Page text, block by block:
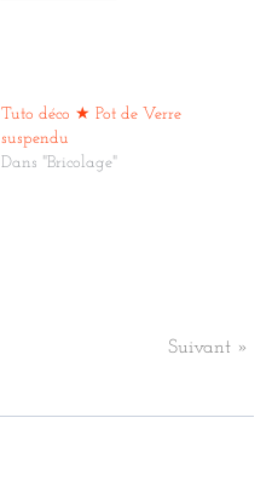
Tuto déco ★ Pot de Verre
suspendu
Dans "Bricolage"
Suivant »